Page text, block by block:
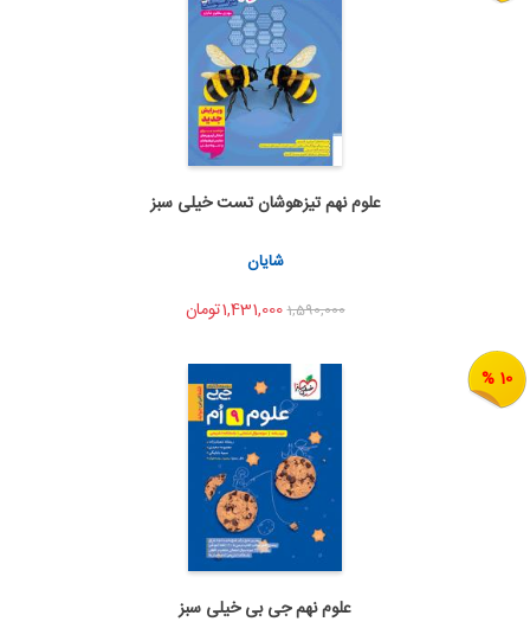
اضافه به سبد خرید
اشتراک گذاری
علوم نهم تیزهوشان تست خیلی سبز
شایان
1,590,0001,431,000تومان
10 %
اضافه به سبد خرید
علوم نهم جی بی خیلی سبز